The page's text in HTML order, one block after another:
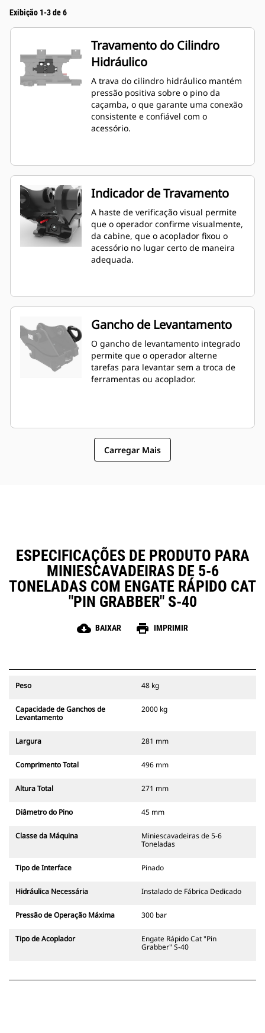
Exibição 1-3 de 6
Travamento do Cilindro
Hidráulico
A trava do cilindro hidráulico mantém
pressão positiva sobre o pino da
caçamba, o que garante uma conexão
consistente e confiável com o
acessório.
Indicador de Travamento
A haste de verificação visual permite
que o operador confirme visualmente,
da cabine, que o acoplador fixou o
acessório no lugar certo de maneira
adequada.
Gancho de Levantamento
O gancho de levantamento integrado
permite que o operador alterne
tarefas para levantar sem a troca de
ferramentas ou acoplador.
Carregar Mais
ESPECIFICAÇÕES DE PRODUTO PARA
MINIESCAVADEIRAS DE 5-6
TONELADAS COM ENGATE RÁPIDO CAT
"PIN GRABBER" S-40
cloud_download BAIXAR print IMPRIMIR
Peso 48 kg
Capacidade de Ganchos de
Levantamento
2000 kg
Largura 281 mm
Comprimento Total 496 mm
Altura Total 271 mm
Diâmetro do Pino 45 mm
Classe da Máquina
Miniescavadeiras de 5-6
Toneladas
Tipo de Interface Pinado
Hidráulica Necessária Instalado de Fábrica Dedicado
Pressão de Operação Máxima 300 bar
Tipo de Acoplador
Engate Rápido Cat "Pin
Grabber" S-40